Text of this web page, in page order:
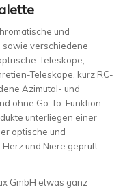
und
verschiedene
Teleskope,
Teleskope, kurz RC-
Azimutal- und
ohne Go-To-Funktion
unterliegen einer
optische und
und Niere geprüft
GmbH etwas ganz